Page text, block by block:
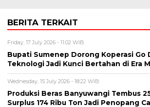
BERITA TERKAIT
Friday, 17 July 2026 - 11:02 WIB
Bupati Sumenep Dorong Koperasi Go
Teknologi Jadi Kunci Bertahan di Era
Wednesday, 15 July 2026 - 18:22 WIB
Produksi Beras Banyuwangi Tembus
Surplus 174 Ribu Ton Jadi Penopang